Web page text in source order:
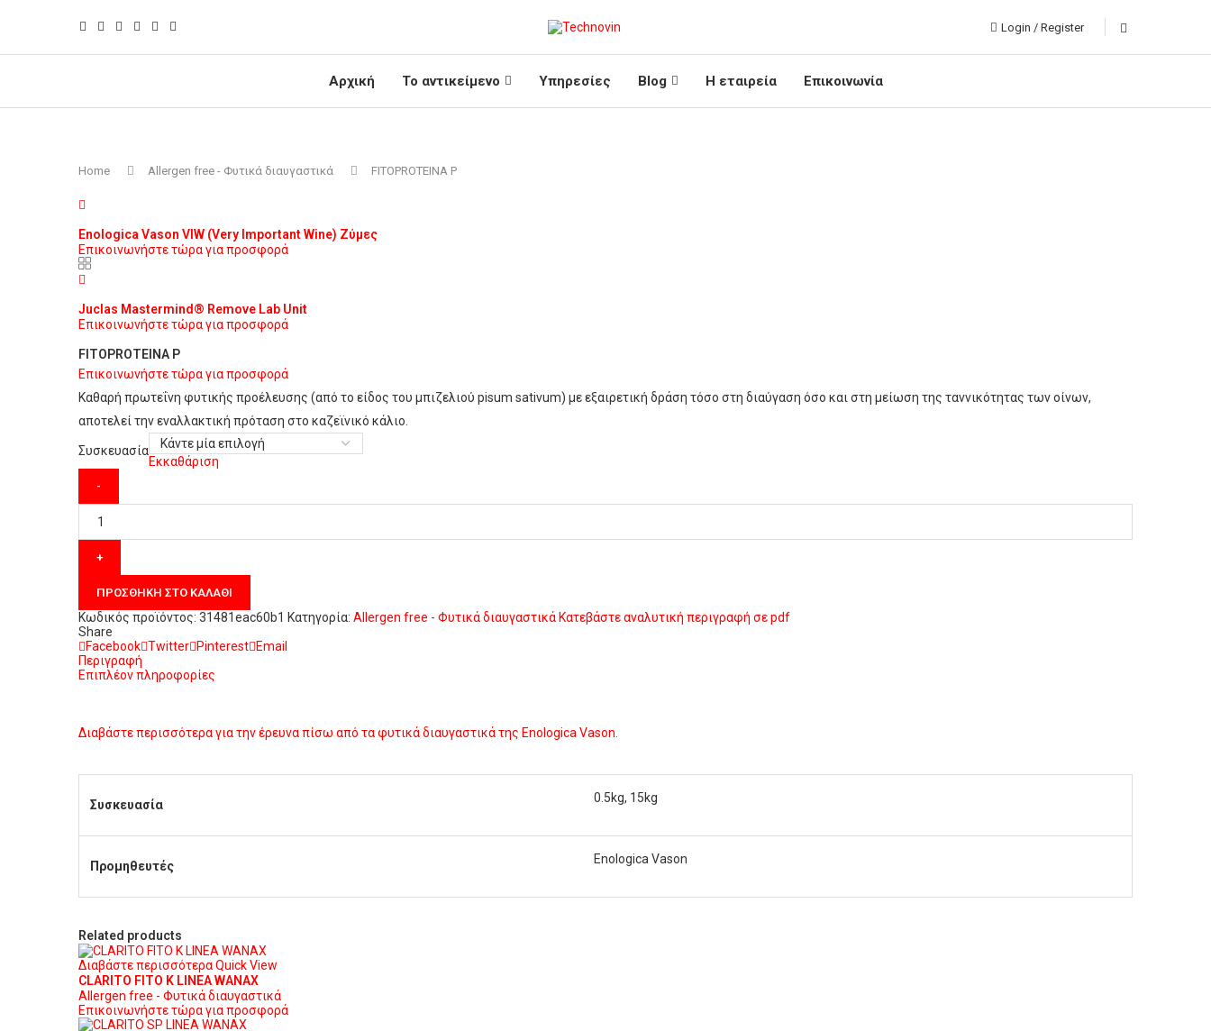
Login / Register
Αρχική Το αντικείμενο Υπηρεσίες Blog Η εταιρεία Επικοινωνία
Home Allergen free - Φυτικά διαυγαστικά FITOPROTEINA P
Enologica Vason VIW (Very Important Wine) Ζύμες
Επικοινωνήστε τώρα για προσφορά
Juclas Mastermind® Remove Lab Unit
Επικοινωνήστε τώρα για προσφορά
FITOPROTEINA P
Επικοινωνήστε τώρα για προσφορά
Καθαρή πρωτεΐνη φυτικής προέλευσης (από το είδος του μπιζελιού pisum sativum) με εξαιρετική δράση τόσο στη διαύγαση όσο και στη μείωση της ταννικότητας των οίνων,
αποτελεί την εναλλακτική πρόταση στο καζεϊνικό κάλιο.
Συσκευασία
Εκκαθάριση
ΠΡΟΣΘΉΚΗ ΣΤΟ ΚΑΛΆΘΙ
Κωδικός προϊόντος: 31481eac60b1 Κατηγορία: Allergen free - Φυτικά διαυγαστικά Κατεβάστε αναλυτική περιγραφή σε pdf
Share
Facebook Twitter Pinterest
Email
Περιγραφή
Επιπλέον πληροφορίες
Διαβάστε περισσότερα για την έρευνα πίσω από τα φυτικά διαυγαστικά της Enologica Vason.
Συσκευασία 0.5kg, 15kg
Προμηθευτές Enologica Vason
Related products
Διαβάστε περισσότεραQuick View
CLARITO FITO K LINEA WANAX
Allergen free - Φυτικά διαυγαστικά
Επικοινωνήστε τώρα για προσφορά